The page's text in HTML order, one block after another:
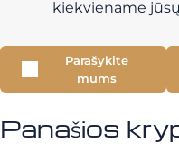
kiekviename
Parašykite
mums
Panašios